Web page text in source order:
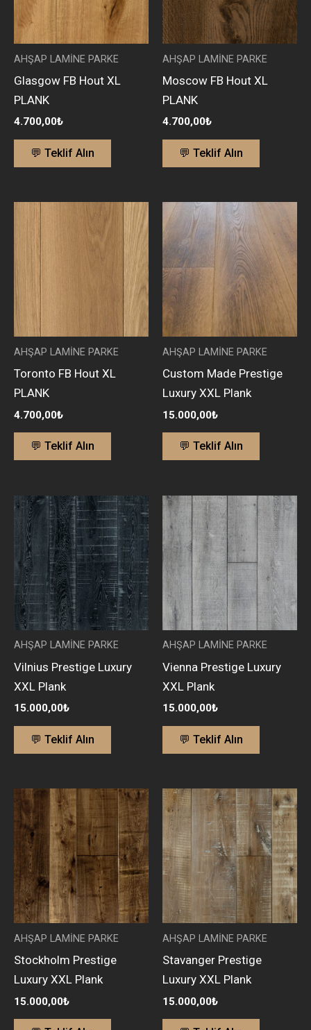
AHŞAP LAMİNE PARKE
Glasgow FB Hout XL
PLANK
4.700,00₺
💬 Teklif Alın
AHŞAP LAMİNE PARKE
Moscow FB Hout XL
PLANK
4.700,00₺
💬 Teklif Alın
AHŞAP LAMİNE PARKE
Toronto FB Hout XL
PLANK
4.700,00₺
💬 Teklif Alın
AHŞAP LAMİNE PARKE
Custom Made Prestige
Luxury XXL Plank
15.000,00₺
💬 Teklif Alın
AHŞAP LAMİNE PARKE
Vilnius Prestige Luxury
XXL Plank
15.000,00₺
💬 Teklif Alın
AHŞAP LAMİNE PARKE
Vienna Prestige Luxury
XXL Plank
15.000,00₺
💬 Teklif Alın
AHŞAP LAMİNE PARKE
Stockholm Prestige
Luxury XXL Plank
15.000,00₺
AHŞAP LAMİNE PARKE
Stavanger Prestige
Luxury XXL Plank
15.000,00₺